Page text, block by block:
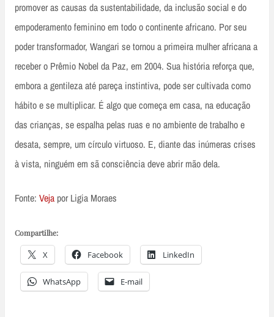
promover as causas da sustentabilidade, da inclusão social e do
empoderamento feminino em todo o continente africano. Por seu
poder transformador, Wangari se tornou a primeira mulher africana a
receber o Prêmio Nobel da Paz, em 2004. Sua história reforça que,
embora a gentileza até pareça instintiva, pode ser cultivada como
hábito e se multiplicar. É algo que começa em casa, na educação
das crianças, se espalha pelas ruas e no ambiente de trabalho e
desata, sempre, um círculo virtuoso. E, diante das inúmeras crises
à vista, ninguém em sã consciência deve abrir mão dela.
Fonte: Veja por Ligia Moraes
Compartilhe:
X Facebook LinkedIn
WhatsApp E-mail